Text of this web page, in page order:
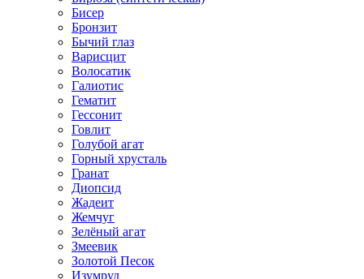
Бисер
Бронзит
Бычий глаз
Варисцит
Волосатик
Галиотис
Гематит
Гессонит
Говлит
Голубой агат
Горный хрусталь
Гранат
Диопсид
Жадеит
Жемчуг
Зелёный агат
Змеевик
Золотой Песок
Изумруд